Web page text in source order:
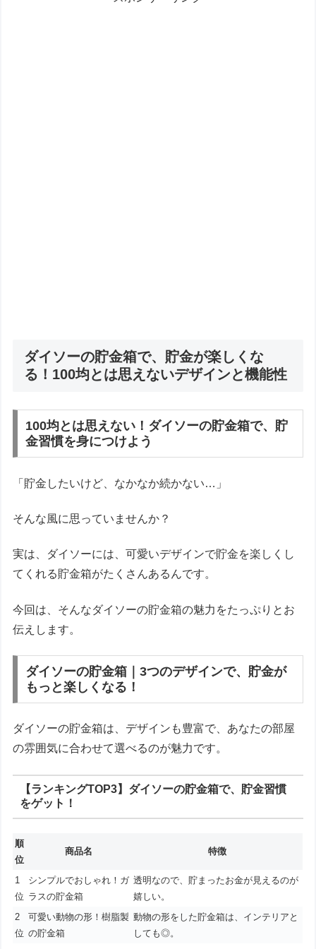
ダイソーの貯金箱で、貯金が楽しくな
る！100均とは思えないデザインと機能性
100均とは思えない！ダイソーの貯金箱で、貯
金習慣を身につけよう
「貯金したいけど、なかなか続かない…」
そんな風に思っていませんか？
実は、ダイソーには、可愛いデザインで貯金を楽しくし
てくれる貯金箱がたくさんあるんです。
今回は、そんなダイソーの貯金箱の魅力をたっぷりとお
伝えします。
ダイソーの貯金箱｜3つのデザインで、貯金が
もっと楽しくなる！
ダイソーの貯金箱は、デザインも豊富で、あなたの部屋
の雰囲気に合わせて選べるのが魅力です。
【ランキングTOP3】ダイソーの貯金箱で、貯金習慣
をゲット！
順
位
商品名 特徴
1
位
シンプルでおしゃれ！ガ
ラスの貯金箱
透明なので、貯まったお金が見えるのが
嬉しい。
2
位
可愛い動物の形！樹脂製
の貯金箱
動物の形をした貯金箱は、インテリアと
しても◎。